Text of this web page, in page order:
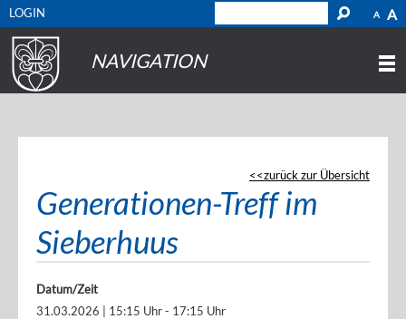
A A
LOGIN
NAVIGATION
zurück zur Übersicht
Generationen-Treff im
Sieberhuus
Datum/Zeit
31.03.2026 | 15:15 Uhr - 17:15 Uhr